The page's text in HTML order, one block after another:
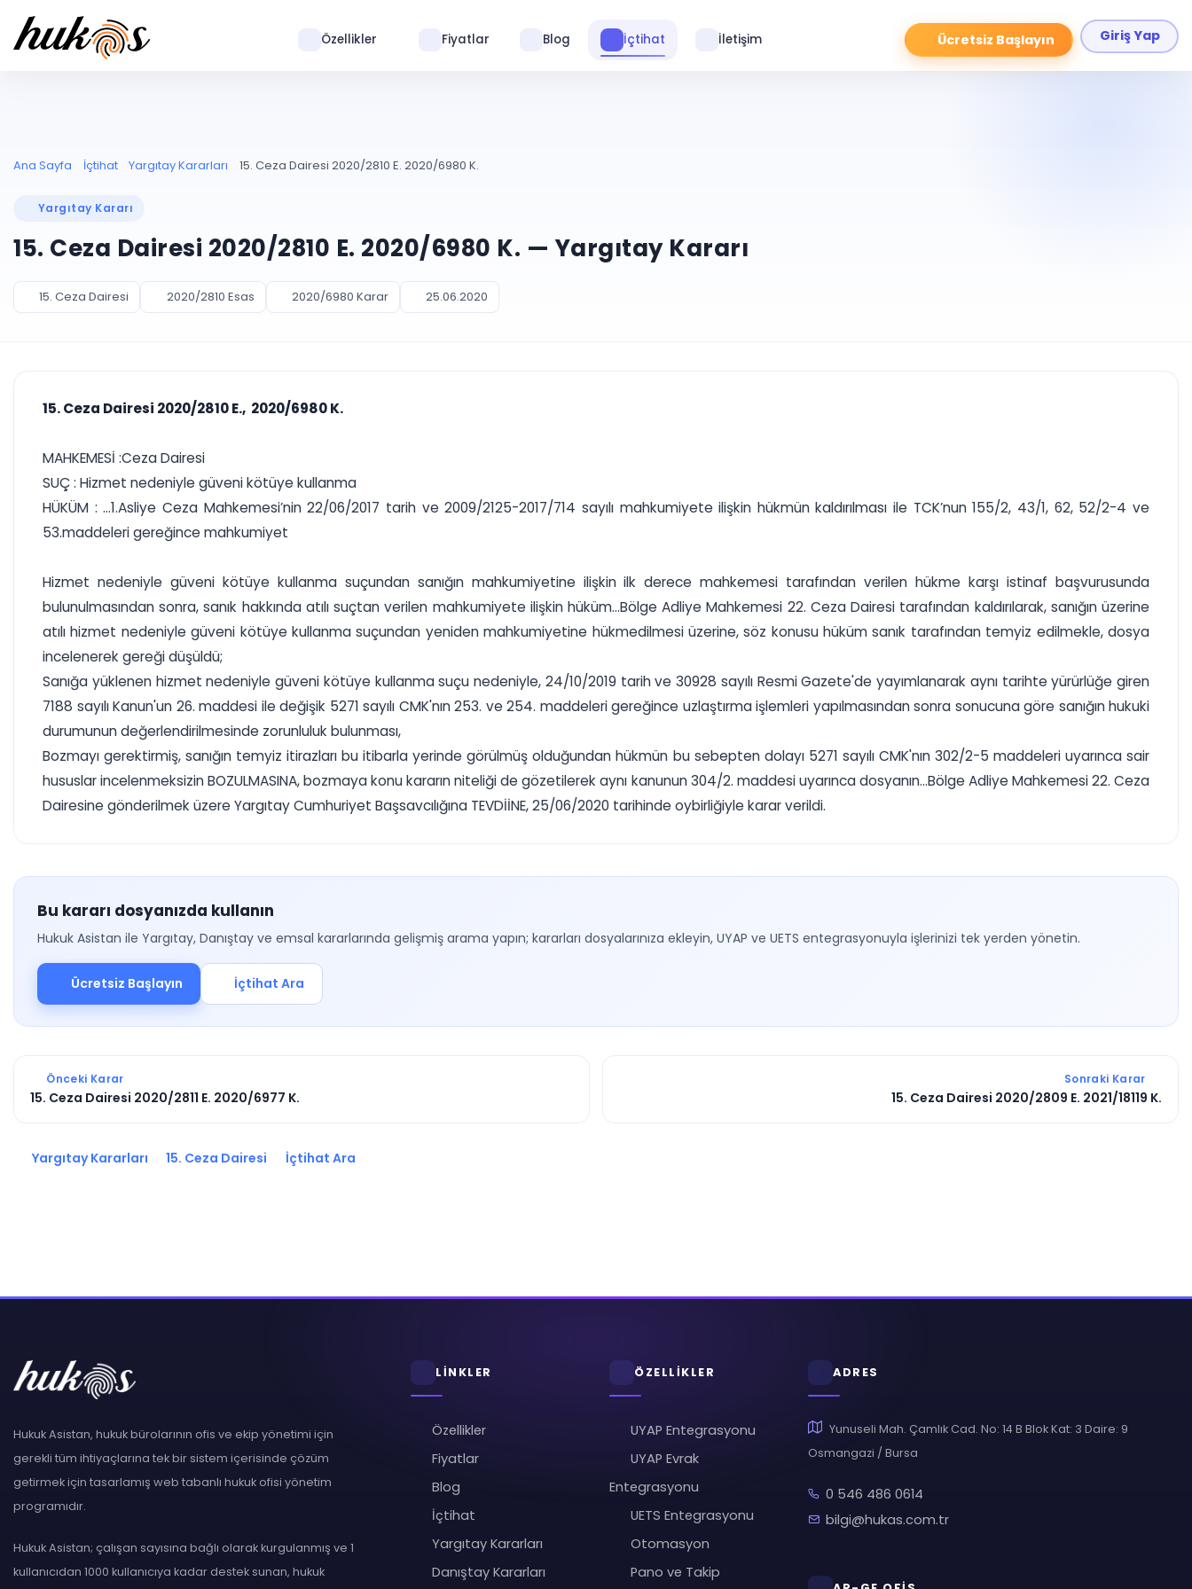
Ücretsiz Başlayın Giriş Yap
Özellikler Fiyatlar Blog İçtihat İletişim
Ana Sayfa İçtihat Yargıtay Kararları 15. Ceza Dairesi 2020/2810 E. 2020/6980 K.
Yargıtay Kararı
15. Ceza Dairesi 2020/2810 E. 2020/6980 K. — Yargıtay Kararı
15. Ceza Dairesi 2020/2810 Esas 2020/6980 Karar 25.06.2020
15. Ceza Dairesi 2020/2810 E., 2020/6980 K.
MAHKEMESİ :Ceza Dairesi
SUÇ : Hizmet nedeniyle güveni kötüye kullanma
HÜKÜM : ...1.Asliye Ceza Mahkemesi’nin 22/06/2017 tarih ve 2009/2125-2017/714 sayılı mahkumiyete ilişkin hükmün kaldırılması ile TCK’nun 155/2, 43/1, 62, 52/2-4 ve
53.maddeleri gereğince mahkumiyet
Hizmet nedeniyle güveni kötüye kullanma suçundan sanığın mahkumiyetine ilişkin ilk derece mahkemesi tarafından verilen hükme karşı istinaf başvurusunda
bulunulmasından sonra, sanık hakkında atılı suçtan verilen mahkumiyete ilişkin hüküm...Bölge Adliye Mahkemesi 22. Ceza Dairesi tarafından kaldırılarak, sanığın üzerine
atılı hizmet nedeniyle güveni kötüye kullanma suçundan yeniden mahkumiyetine hükmedilmesi üzerine, söz konusu hüküm sanık tarafından temyiz edilmekle, dosya
incelenerek gereği düşüldü;
Sanığa yüklenen hizmet nedeniyle güveni kötüye kullanma suçu nedeniyle, 24/10/2019 tarih ve 30928 sayılı Resmi Gazete'de yayımlanarak aynı tarihte yürürlüğe giren
7188 sayılı Kanun'un 26. maddesi ile değişik 5271 sayılı CMK'nın 253. ve 254. maddeleri gereğince uzlaştırma işlemleri yapılmasından sonra sonucuna göre sanığın hukuki
durumunun değerlendirilmesinde zorunluluk bulunması,
Bozmayı gerektirmiş, sanığın temyiz itirazları bu itibarla yerinde görülmüş olduğundan hükmün bu sebepten dolayı 5271 sayılı CMK'nın 302/2-5 maddeleri uyarınca sair
hususlar incelenmeksizin BOZULMASINA, bozmaya konu kararın niteliği de gözetilerek aynı kanunun 304/2. maddesi uyarınca dosyanın...Bölge Adliye Mahkemesi 22. Ceza
Dairesine gönderilmek üzere Yargıtay Cumhuriyet Başsavcılığına TEVDİİNE, 25/06/2020 tarihinde oybirliğiyle karar verildi.
Bu kararı dosyanızda kullanın
Hukuk Asistan ile Yargıtay, Danıştay ve emsal kararlarında gelişmiş arama yapın; kararları dosyalarınıza ekleyin, UYAP ve UETS entegrasyonuyla işlerinizi tek yerden yönetin.
Ücretsiz Başlayın İçtihat Ara
Önceki Karar
15. Ceza Dairesi 2020/2811 E. 2020/6977 K.
Sonraki Karar
15. Ceza Dairesi 2020/2809 E. 2021/18119 K.
Yargıtay Kararları 15. Ceza Dairesi İçtihat Ara
Hukuk Asistan, hukuk bürolarının ofis ve ekip yönetimi için
gerekli tüm ihtiyaçlarına tek bir sistem içerisinde çözüm
getirmek için tasarlamış web tabanlı hukuk ofisi yönetim
programıdır.
Hukuk Asistan; çalışan sayısına bağlı olarak kurgulanmış ve 1
kullanıcıdan 1000 kullanıcıya kadar destek sunan, hukuk
LİNKLER
Özellikler
Fiyatlar
Blog
İçtihat
Yargıtay Kararları
Danıştay Kararları
ÖZELLİKLER
UYAP Entegrasyonu
UYAP Evrak
Entegrasyonu
UETS Entegrasyonu
Otomasyon
Pano ve Takip
ADRES
Yunuseli Mah. Çamlık Cad. No: 14 B Blok Kat: 3 Daire: 9
Osmangazi / Bursa
0 546 486 0614
bilgi@hukas.com.tr